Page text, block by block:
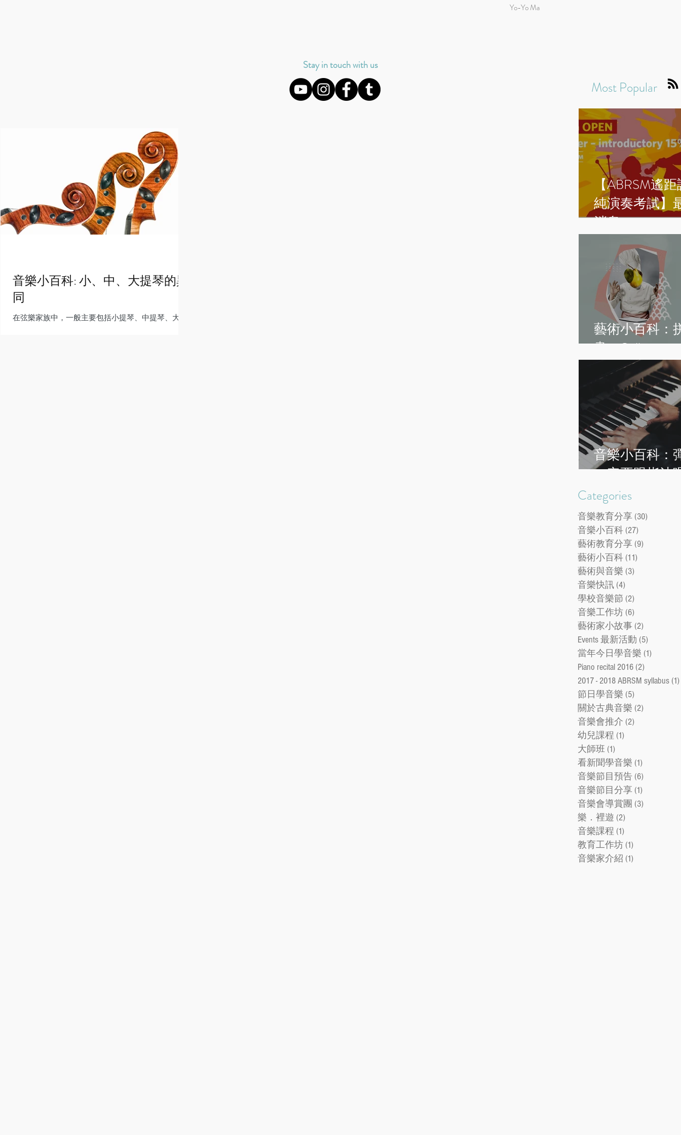
Yo-Yo Ma
Stay in touch with us
音樂小百科: 小、中、大提琴的異
同
在弦樂家族中，一般主要包括小提琴、中提琴、大提
Most Popular
【ABRSM遙
純演奏考試】
消息
藝術小百科：
畫 - Collage art
音樂小百科：
一定要跟指法
Categories
音樂教育分享 (30)
音樂小百科 (27)
藝術教育分享 (9)
藝術小百科 (11)
藝術與音樂 (3)
音樂快訊 (4)
學校音樂節 (2)
音樂工作坊 (6)
藝術家小故事 (2)
Events 最新活動 (5)
當年今日學音樂 (1)
Piano recital 2016 (2)
2017 - 2018 ABRSM syllabus (1)
節日學音樂 (5)
關於古典音樂 (2)
音樂會推介 (2)
幼兒課程 (1)
大師班 (1)
看新聞學音樂 (1)
音樂節目預告 (6)
音樂節目分享 (1)
音樂會導賞團 (3)
樂．裡遊 (2)
音樂課程 (1)
教育工作坊 (1)
音樂家介紹 (1)